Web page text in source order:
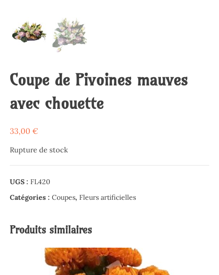
Coupe de Pivoines mauves
avec chouette
33,00 €
Rupture de stock
UGS : FL420
Catégories : Coupes, Fleurs artificielles
Produits similaires